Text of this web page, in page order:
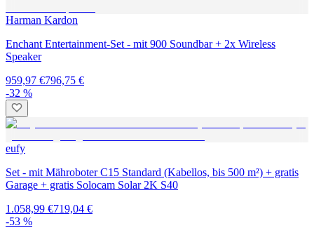
Harman Kardon
Enchant Entertainment-Set - mit 900 Soundbar + 2x Wireless
Speaker
959,97 €796,75 €
-32 %
eufy
Set - mit Mähroboter C15 Standard (Kabellos, bis 500 m²) + gratis
Garage + gratis Solocam Solar 2K S40
1.058,99 €719,04 €
-53 %